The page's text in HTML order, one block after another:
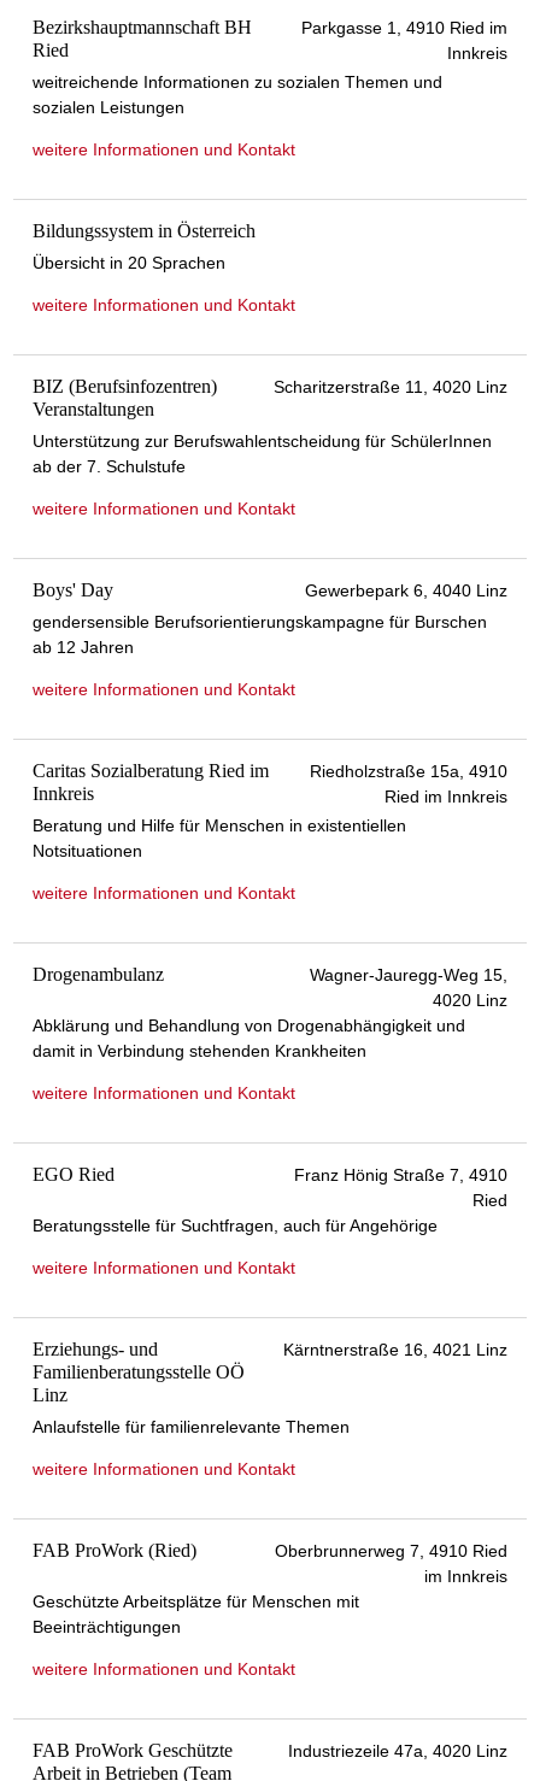
Bezirkshauptmannschaft BH
Ried
Parkgasse 1, 4910 Ried im
Innkreis
weitreichende Informationen zu sozialen Themen und
sozialen Leistungen
weitere Informationen und Kontakt
Bildungssystem in Österreich
Übersicht in 20 Sprachen
weitere Informationen und Kontakt
BIZ (Berufsinfozentren)
Veranstaltungen
Scharitzerstraße 11, 4020 Linz
Unterstützung zur Berufswahlentscheidung für SchülerInnen
ab der 7. Schulstufe
weitere Informationen und Kontakt
Boys' Day
Gewerbepark 6, 4040 Linz
gendersensible Berufsorientierungskampagne für Burschen
ab 12 Jahren
weitere Informationen und Kontakt
Caritas Sozialberatung Ried im
Innkreis
Riedholzstraße 15a, 4910
Ried im Innkreis
Beratung und Hilfe für Menschen in existentiellen
Notsituationen
weitere Informationen und Kontakt
Drogenambulanz
Wagner-Jauregg-Weg 15,
4020 Linz
Abklärung und Behandlung von Drogenabhängigkeit und
damit in Verbindung stehenden Krankheiten
weitere Informationen und Kontakt
EGO Ried
Franz Hönig Straße 7, 4910
Ried
Beratungsstelle für Suchtfragen, auch für Angehörige
weitere Informationen und Kontakt
Erziehungs- und
Familienberatungsstelle OÖ
Linz
Kärntnerstraße 16, 4021 Linz
Anlaufstelle für familienrelevante Themen
weitere Informationen und Kontakt
FAB ProWork (Ried)
Oberbrunnerweg 7, 4910 Ried
im Innkreis
Geschützte Arbeitsplätze für Menschen mit
Beeinträchtigungen
weitere Informationen und Kontakt
FAB ProWork Geschützte
Arbeit in Betrieben (Team
Industriezeile 47a, 4020 Linz